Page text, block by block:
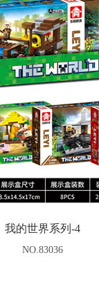
我的世界系列-4
NO.83036